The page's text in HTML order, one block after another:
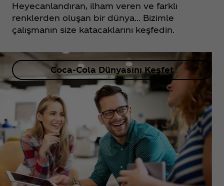
Heyecanlandıran, ilham veren ve farklı
renklerden oluşan bir dünya... Bizimle
çalışmanın size katacaklarını keşfedin.
Coca‑Cola Dünyasını Keşfet